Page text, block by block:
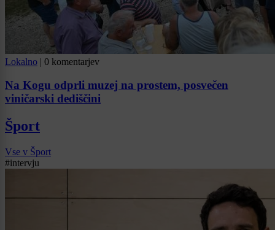
Lokalno | 0 komentarjev
Na Kogu odprli muzej na prostem, posvečen
viničarski dediščini
Šport
Vse v Šport
#intervju